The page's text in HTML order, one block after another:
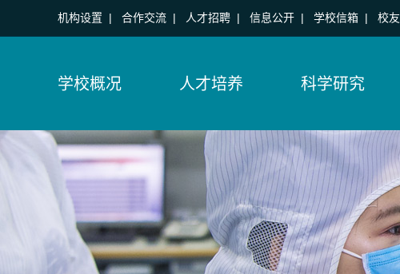
机构设置 | 合作交流 | 人才招聘 | 信息公开 | 学校信箱 | 校友
学校概况 人才培养 科学研究